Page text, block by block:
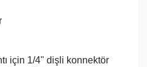
için 1/4" dişli konnektör